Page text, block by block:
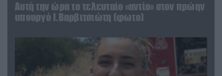
Αυτή την ώρα το τελευταίο «αντίο» στον πρώην
υπουργό Ι.Βαρβιτσιώτη (φωτο)